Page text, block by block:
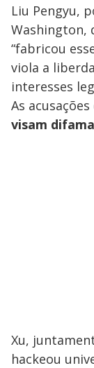
Liu Pengyu,
Washington,
“fabricou
viola a
interesses
As
visam
Xu,
hackeou